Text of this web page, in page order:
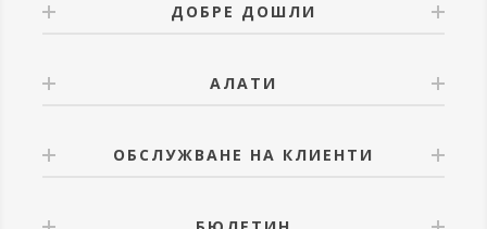
ДОБРЕ ДОШЛИ
АЛАТИ
ОБСЛУЖВАНЕ НА КЛИЕНТИ